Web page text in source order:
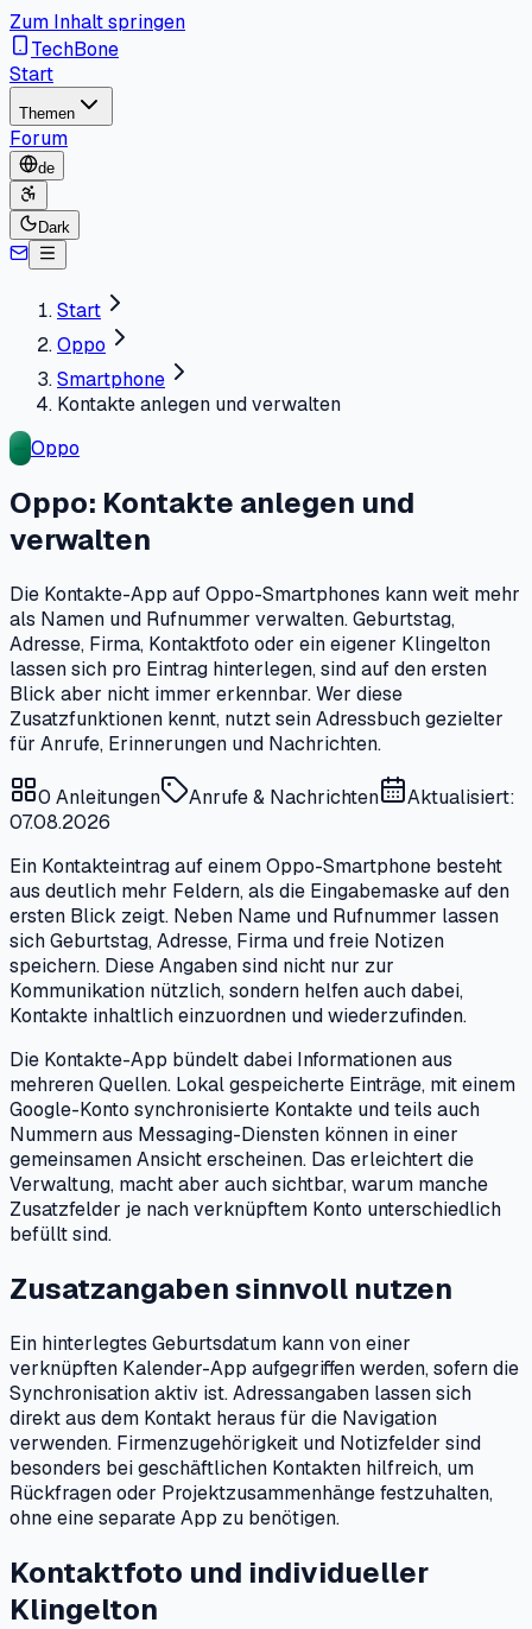
Zum Inhalt springen
TechBone
Start
Themen
Forum
de
Dark
Start
Oppo
Smartphone
Kontakte anlegen und verwalten
Oppo
Oppo: Kontakte anlegen und
verwalten
Die Kontakte-App auf Oppo-Smartphones kann weit mehr
als Namen und Rufnummer verwalten. Geburtstag,
Adresse, Firma, Kontaktfoto oder ein eigener Klingelton
lassen sich pro Eintrag hinterlegen, sind auf den ersten
Blick aber nicht immer erkennbar. Wer diese
Zusatzfunktionen kennt, nutzt sein Adressbuch gezielter
für Anrufe, Erinnerungen und Nachrichten.
0 Anleitungen Anrufe & Nachrichten
Aktualisiert:
07.08.2026
Ein Kontakteintrag auf einem Oppo-Smartphone besteht
aus deutlich mehr Feldern, als die Eingabemaske auf den
ersten Blick zeigt. Neben Name und Rufnummer lassen
sich Geburtstag, Adresse, Firma und freie Notizen
speichern. Diese Angaben sind nicht nur zur
Kommunikation nützlich, sondern helfen auch dabei,
Kontakte inhaltlich einzuordnen und wiederzufinden.
Die Kontakte-App bündelt dabei Informationen aus
mehreren Quellen. Lokal gespeicherte Einträge, mit einem
Google-Konto synchronisierte Kontakte und teils auch
Nummern aus Messaging-Diensten können in einer
gemeinsamen Ansicht erscheinen. Das erleichtert die
Verwaltung, macht aber auch sichtbar, warum manche
Zusatzfelder je nach verknüpftem Konto unterschiedlich
befüllt sind.
Zusatzangaben sinnvoll nutzen
Ein hinterlegtes Geburtsdatum kann von einer
verknüpften Kalender-App aufgegriffen werden, sofern die
Synchronisation aktiv ist. Adressangaben lassen sich
direkt aus dem Kontakt heraus für die Navigation
verwenden. Firmenzugehörigkeit und Notizfelder sind
besonders bei geschäftlichen Kontakten hilfreich, um
Rückfragen oder Projektzusammenhänge festzuhalten,
ohne eine separate App zu benötigen.
Kontaktfoto und individueller
Klingelton